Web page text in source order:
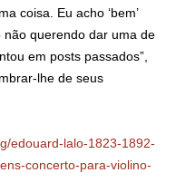
coisa. Eu acho ‘bem’
querendo dar uma de
em posts passados”,
lhe de seus
edouard-lalo-1823-1892-
concerto-para-violino-